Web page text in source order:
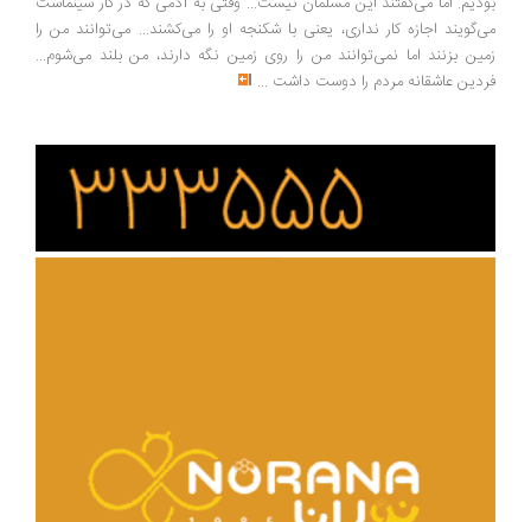
اجازه کار نداری، یعنی با شکنجه او را می‌کشند... می‌توانند من را
بزنند اما نمی‌توانند من را روی زمین نگه دارند، من بلند می‌شوم...
عاشقانه مردم را دوست داشت ...